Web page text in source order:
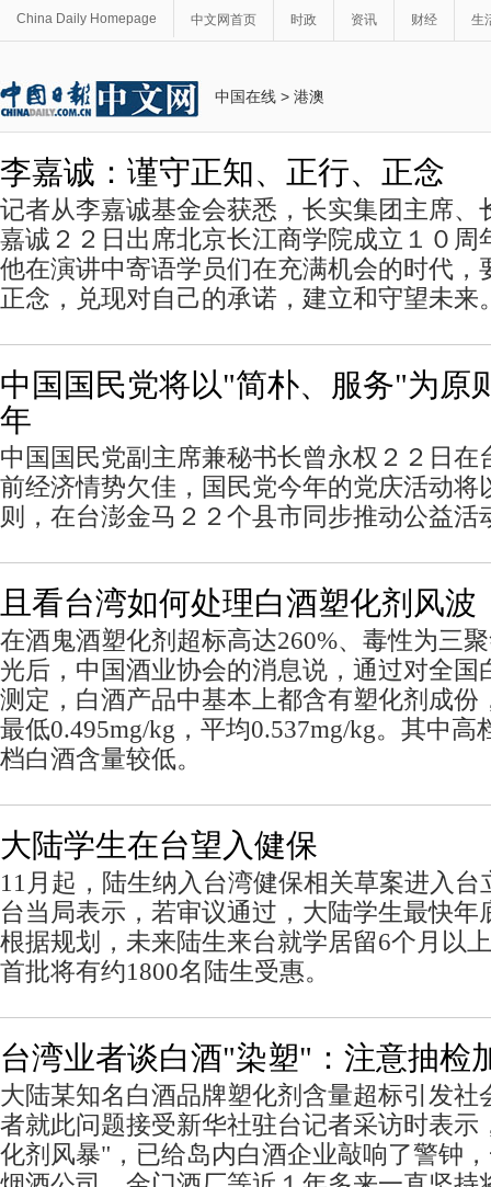
China Daily Homepage 中文网首页 时政 资讯 财经 生
中国在线 > 港澳
李嘉诚：谨守正知、正行、正念
记者从李嘉诚基金会获悉，长实集团主席、
嘉诚２２日出席北京长江商学院成立１０周
他在演讲中寄语学员们在充满机会的时代，
正念，兑现对自己的承诺，建立和守望未来
中国国民党将以"简朴、服务"为原
年
中国国民党副主席兼秘书长曾永权２２日在
前经济情势欠佳，国民党今年的党庆活动将
则，在台澎金马２２个县市同步推动公益活
且看台湾如何处理白酒塑化剂风波
在酒鬼酒塑化剂超标高达260%、毒性为三
光后，中国酒业协会的消息说，通过对全国
测定，白酒产品中基本上都含有塑化剂成份
最低0.495mg/kg，平均0.537mg/kg。其中高
档白酒含量较低。
大陆学生在台望入健保
11月起，陆生纳入台湾健保相关草案进入
台当局表示，若审议通过，大陆学生最快年
根据规划，未来陆生来台就学居留6个月以
首批将有约1800名陆生受惠。
台湾业者谈白酒"染塑"：注意抽检
大陆某知名白酒品牌塑化剂含量超标引发社
者就此问题接受新华社驻台记者采访时表示
化剂风暴"，已给岛内白酒企业敲响了警钟